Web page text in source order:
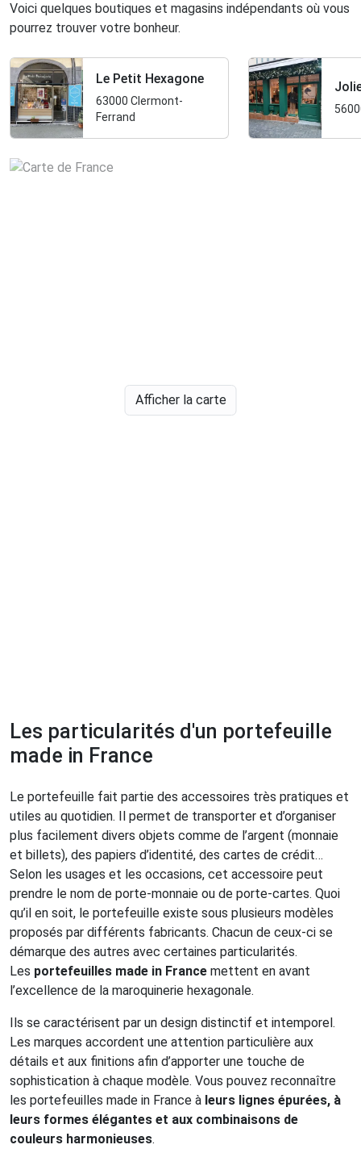
Afficher la carte
Voici quelques boutiques et magasins indépendants où vous
pourrez trouver votre bonheur.
Le Petit Hexagone
63000 Clermont-
Ferrand
Les particularités d'un portefeuille
made in France
Le portefeuille fait partie des accessoires très pratiques et
utiles au quotidien. Il permet de transporter et d’organiser
plus facilement divers objets comme de l’argent (monnaie
et billets), des papiers d’identité, des cartes de crédit…
Selon les usages et les occasions, cet accessoire peut
prendre le nom de porte-monnaie ou de porte-cartes. Quoi
qu’il en soit, le portefeuille existe sous plusieurs modèles
proposés par différents fabricants. Chacun de ceux-ci se
démarque des autres avec certaines particularités.
Les portefeuilles made in France mettent en avant
l’excellence de la maroquinerie hexagonale.
Ils se caractérisent par un design distinctif et intemporel.
Les marques accordent une attention particulière aux
détails et aux finitions afin d’apporter une touche de
sophistication à chaque modèle. Vous pouvez reconnaître
les portefeuilles made in France à leurs lignes épurées, à
leurs formes élégantes et aux combinaisons de
couleurs harmonieuses.